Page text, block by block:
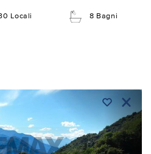
Locali 8 Bagni